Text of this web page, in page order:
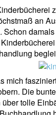
an
mich
Die
tolle